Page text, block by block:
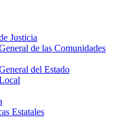
Justicia
de las Comunidades
del Estado
Estatales